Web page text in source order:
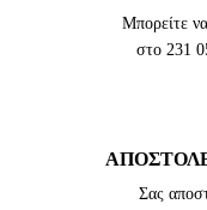
Μπορείτε
στο 231
Σας